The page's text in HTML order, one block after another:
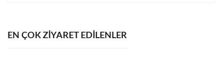
EN ÇOK ZIYARET EDILENLER